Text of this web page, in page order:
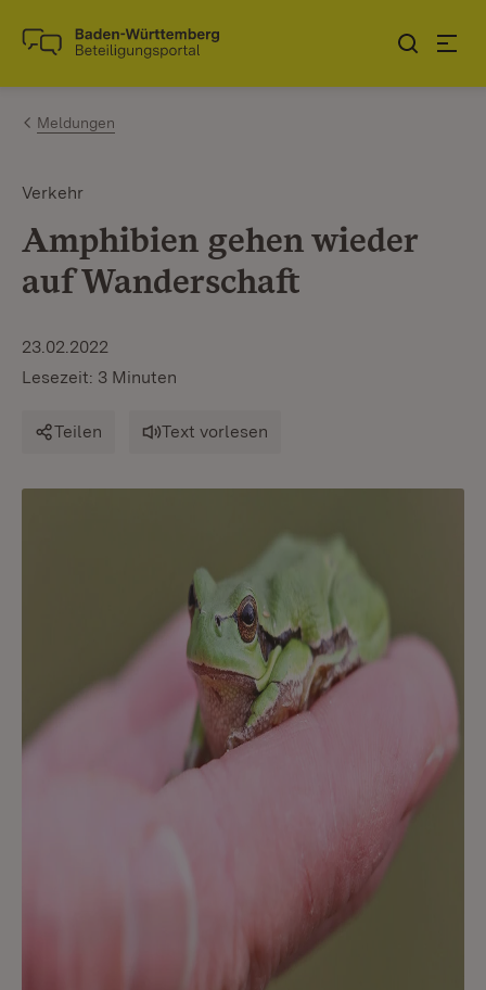
Zum Inhalt springen
Link zur Startseite
Meldungen
Verkehr
Amphibien gehen wieder
auf Wanderschaft
23.02.2022
Lesezeit: 3 Minuten
Teilen Text vorlesen